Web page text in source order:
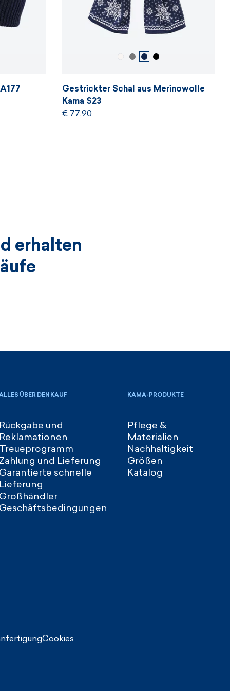
Gestrickter Schal aus Merinowolle
Kama S23
€ 77,90
erhalten
ÜBER DEN KAUF
und
und Lieferung
schnelle
KAMA-PRODUKTE
Pflege &
Materialien
Nachhaltigkeit
Größen
Katalog
Cookies